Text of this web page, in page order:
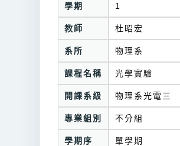
學期 1
教師 杜昭宏
系所 物理系
課程名稱 光學實驗
開課系級 物理系光電三
專業組別 不分組
學期序 單學期